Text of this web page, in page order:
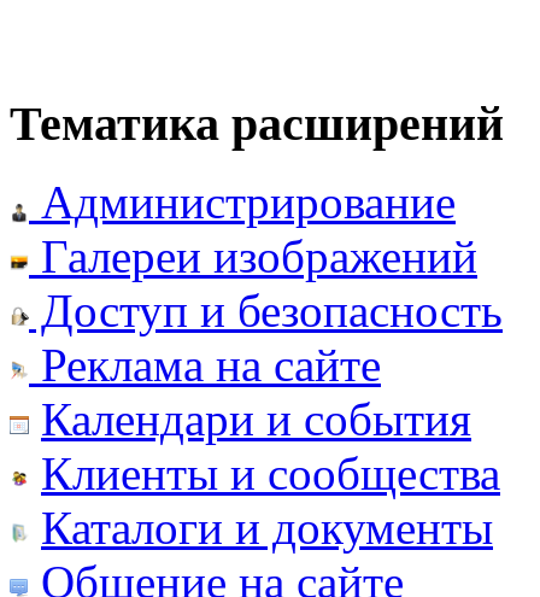
Тематика расширений
Администрирование
Галереи изображений
Доступ и безопасность
Реклама на сайте
Календари и события
Клиенты и сообщества
Каталоги и документы
Общение на сайте